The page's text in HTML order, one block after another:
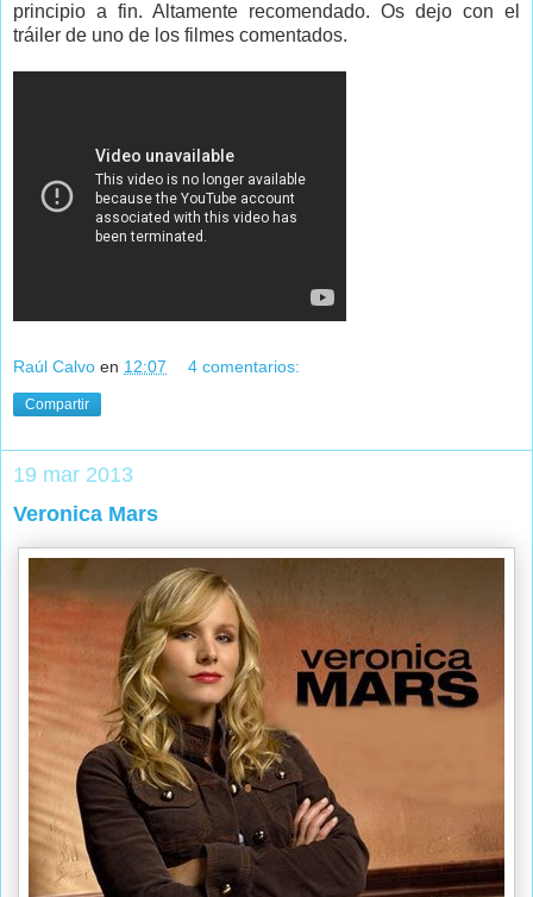
principio a fin. Altamente recomendado. Os dejo con el
tráiler de uno de los filmes comentados.
Raúl Calvo en 12:07 4 comentarios:
Compartir
19 mar 2013
Veronica Mars